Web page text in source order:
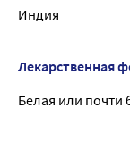
Индия
Лекарственная
Белая или почти